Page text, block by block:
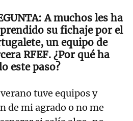
A muchos les ha
su fichaje por el
un equipo de
RFEF. ¿Por qué ha
este paso?
tuve equipos y
de mi agrado o no me